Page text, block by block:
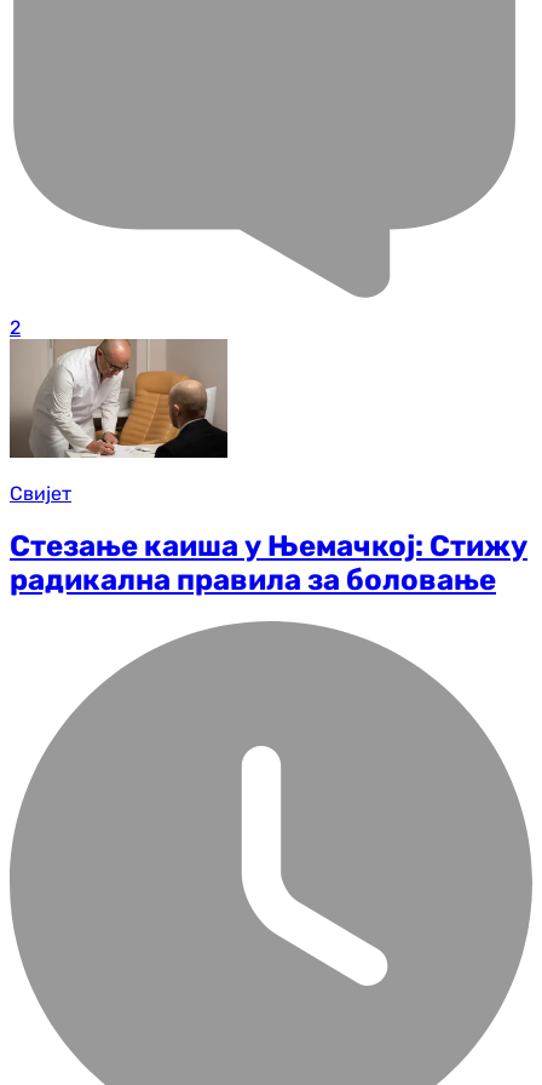
2
Свијет
Стезање каиша у Њемачкој: Стижу
радикална правила за боловање